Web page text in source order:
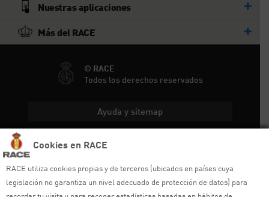
Cookies en RACE
RACE utiliza cookies propias y de terceros (ubicados en países cuya
legislación no garantiza un nivel adecuado de protección de datos) para
Nuestras aplicaciones
Más del RACE
© RACE
Todos los derechos reservados
Ayuda y sitemap
Política de privacidad
Política de cookies